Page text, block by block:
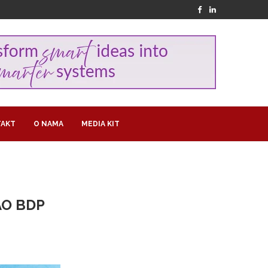
O NAMA MEDIA KIT
BDP